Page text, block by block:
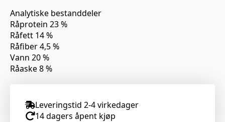
Analytiske bestanddeler
Råprotein 23 %
Råfett 14 %
Råfiber 4,5 %
Vann 20 %
Råaske 8 %
Leveringstid 2-4 virkedager
14 dagers åpent kjøp